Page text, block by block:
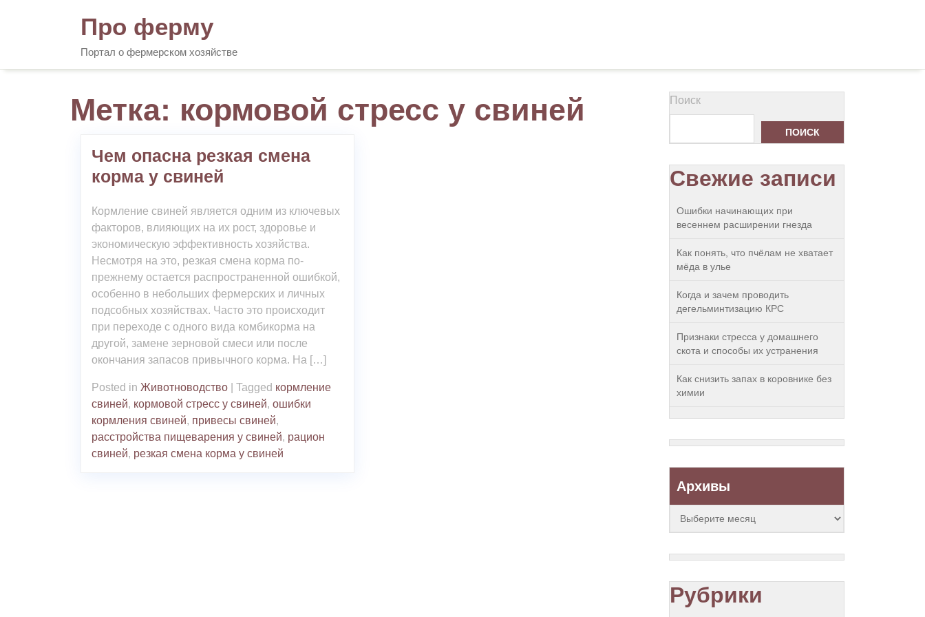
Про ферму
Портал о фермерском хозяйстве
Метка: кормовой стресс у свиней
Чем опасна резкая смена
корма у свиней
Кормление свиней является одним из ключевых
факторов, влияющих на их рост, здоровье и
экономическую эффективность хозяйства.
Несмотря на это, резкая смена корма по-
прежнему остается распространенной ошибкой,
особенно в небольших фермерских и личных
подсобных хозяйствах. Часто это происходит
при переходе с одного вида комбикорма на
другой, замене зерновой смеси или после
окончания запасов привычного корма. На […]
Posted in Животноводство Tagged кормление
свиней, кормовой стресс у свиней, ошибки
кормления свиней, привесы свиней,
расстройства пищеварения у свиней, рацион
свиней, резкая смена корма у свиней
Поиск
ПОИСК
Свежие записи
Ошибки начинающих при
весеннем расширении гнезда
Как понять, что пчёлам не хватает
мёда в улье
Когда и зачем проводить
дегельминтизацию КРС
Признаки стресса у домашнего
скота и способы их устранения
Как снизить запах в коровнике без
химии
Архивы
Рубрики